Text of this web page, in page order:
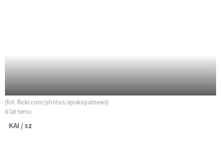
(fot. flickr.com/photos/episkopatnews)
6 lat temu
KAI / sz